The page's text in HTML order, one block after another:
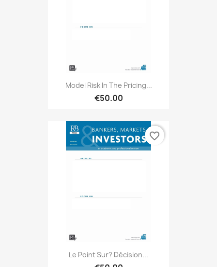
Model Risk In The Pricing...
€50.00
Le Point Sur? Décision...
favorite_border